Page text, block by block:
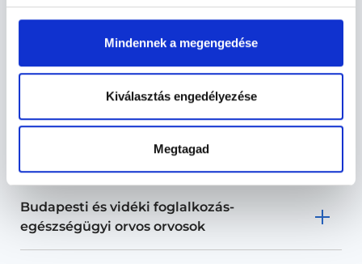
Mindennek a megengedése
Kiválasztás engedélyezése
Megtagad
fegyverhasználat, az alanyok különböző csoportokba
Foglalkozás-egészségügy TERÜLETHEZ
KAPCSOLÓDÓ SZAKTERÜLETEK
Budapesti és vidéki foglalkozás-
egészségügyi orvos orvosok